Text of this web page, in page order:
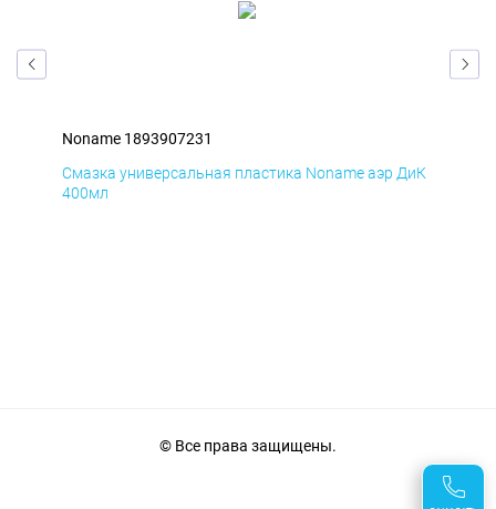
Noname 1893907231
Смазка универсальная пластика Noname аэр ДиК
400мл
© Все права защищены.